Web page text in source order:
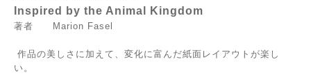
Inspired by the Animal Kingdom
著者 Marion Fasel
作品の美しさに加えて、変化に富んだ紙面レイアウトが楽し
い。